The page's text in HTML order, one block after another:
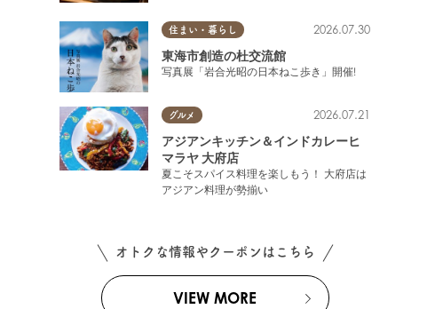
住まい・暮らし 2026.07.30
東海市創造の杜交流館
写真展「岩合光昭の日本ねこ歩き」開催!
グルメ 2026.07.21
アジアンキッチン＆インドカレーヒ
マラヤ 大府店
夏こそスパイス料理を楽しもう！ 大府店は
アジアン料理が勢揃い
オトクな情報やクーポンはこちら
VIEW MORE